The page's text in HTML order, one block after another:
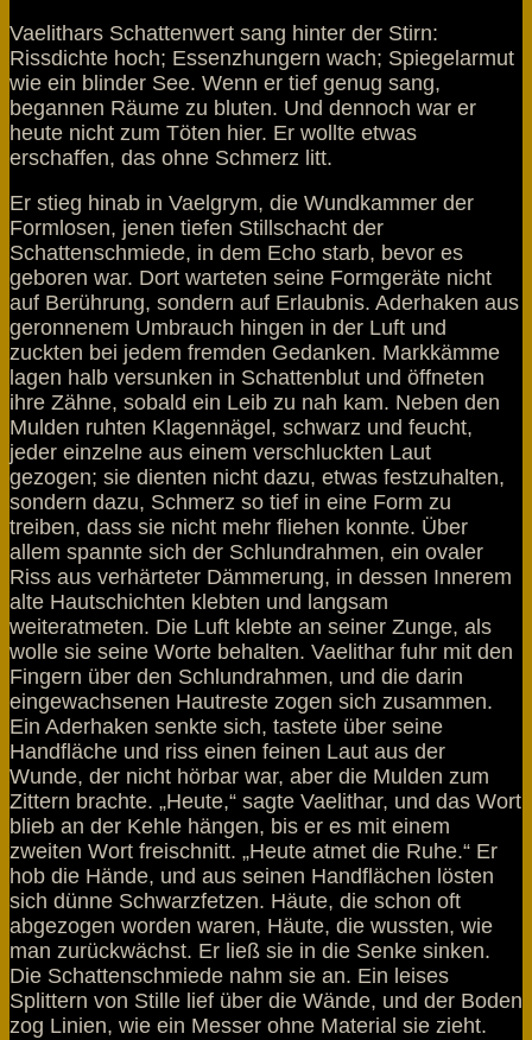
Vaelithars Schattenwert sang hinter der Stirn:
Rissdichte hoch; Essenzhungern wach; Spiegelarmut
wie ein blinder See. Wenn er tief genug sang,
begannen Räume zu bluten. Und dennoch war er
heute nicht zum Töten hier. Er wollte etwas
erschaffen, das ohne Schmerz litt.
Er stieg hinab in Vaelgrym, die Wundkammer der
Formlosen, jenen tiefen Stillschacht der
Schattenschmiede, in dem Echo starb, bevor es
geboren war. Dort warteten seine Formgeräte nicht
auf Berührung, sondern auf Erlaubnis. Aderhaken aus
geronnenem Umbrauch hingen in der Luft und
zuckten bei jedem fremden Gedanken. Markkämme
lagen halb versunken in Schattenblut und öffneten
ihre Zähne, sobald ein Leib zu nah kam. Neben den
Mulden ruhten Klagennägel, schwarz und feucht,
jeder einzelne aus einem verschluckten Laut
gezogen; sie dienten nicht dazu, etwas festzuhalten,
sondern dazu, Schmerz so tief in eine Form zu
treiben, dass sie nicht mehr fliehen konnte. Über
allem spannte sich der Schlundrahmen, ein ovaler
Riss aus verhärteter Dämmerung, in dessen Innerem
alte Hautschichten klebten und langsam
weiteratmeten. Die Luft klebte an seiner Zunge, als
wolle sie seine Worte behalten. Vaelithar fuhr mit den
Fingern über den Schlundrahmen, und die darin
eingewachsenen Hautreste zogen sich zusammen.
Ein Aderhaken senkte sich, tastete über seine
Handfläche und riss einen feinen Laut aus der
Wunde, der nicht hörbar war, aber die Mulden zum
Zittern brachte. „Heute,“ sagte Vaelithar, und das Wort
blieb an der Kehle hängen, bis er es mit einem
zweiten Wort freischnitt. „Heute atmet die Ruhe.“ Er
hob die Hände, und aus seinen Handflächen lösten
sich dünne Schwarzfetzen. Häute, die schon oft
abgezogen worden waren, Häute, die wussten, wie
man zurückwächst. Er ließ sie in die Senke sinken.
Die Schattenschmiede nahm sie an. Ein leises
Splittern von Stille lief über die Wände, und der Boden
zog Linien, wie ein Messer ohne Material sie zieht.